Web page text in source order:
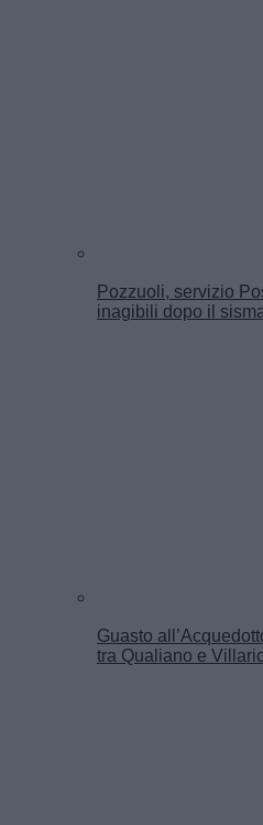
Pozzuoli, servizio
inagibili dopo il
Guasto
tra Qualiano e